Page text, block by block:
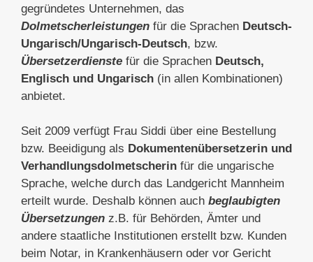
gegründetes Unternehmen, das
Dolmetscherleistungen für die Sprachen Deutsch-
Ungarisch/Ungarisch-Deutsch, bzw.
Übersetzerdienste für die Sprachen Deutsch,
Englisch und Ungarisch (in allen Kombinationen)
anbietet.
Seit 2009 verfügt Frau Siddi über eine Bestellung
bzw. Beeidigung als Dokumentenübersetzerin und
Verhandlungsdolmetscherin für die ungarische
Sprache, welche durch das Landgericht Mannheim
erteilt wurde. Deshalb können auch beglaubigten
Übersetzungen z.B. für Behörden, Ämter und
andere staatliche Institutionen erstellt bzw. Kunden
beim Notar, in Krankenhäusern oder vor Gericht